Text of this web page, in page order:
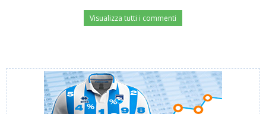
Visualizza tutti i commenti